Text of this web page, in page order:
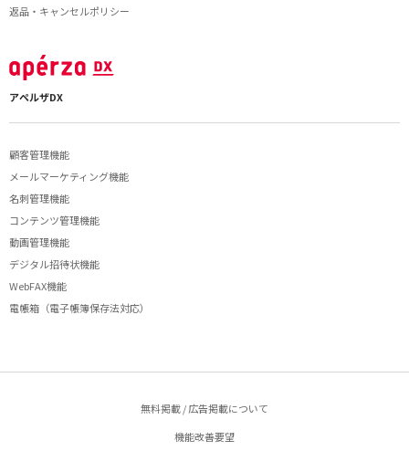
返品・キャンセルポリシー
アペルザDX
顧客管理機能
メールマーケティング機能
名刺管理機能
コンテンツ管理機能
動画管理機能
デジタル招待状機能
WebFAX機能
電帳箱（電子帳簿保存法対応）
無料掲載 / 広告掲載について
機能改善要望